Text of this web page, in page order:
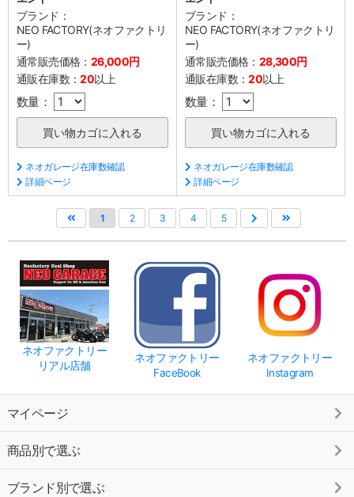
ブランド：
NEO FACTORY(ネオファクトリ
ー)
通常販売価格： 26,000円
通販在庫数：20以上
数量：
ネオガレージ在庫数確認
詳細ページ
ブランド：
NEO FACTORY(ネオファクトリ
ー)
通常販売価格： 28,300円
通販在庫数：20以上
数量：
ネオガレージ在庫数確認
詳細ページ
1 2 3 4 5
ネオファクトリー
リアル店舗
ネオファクトリー
FaceBook
ネオファクトリー
Instagram
マイページ
商品別で選ぶ
ブランド別で選ぶ